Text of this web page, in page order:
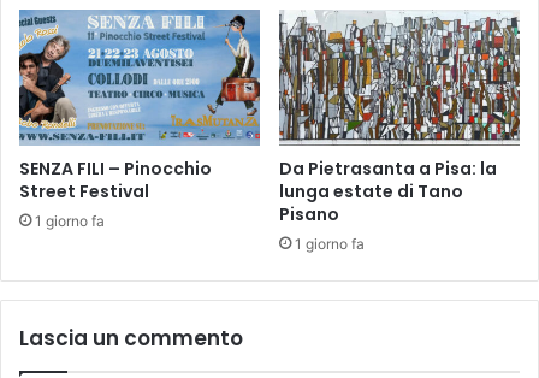
c
o
n
L
o
r
e
n
z
z
o
s
e
g
u
o
n
o
g
p
u
SENZA FILI – Pinocchio
Street Festival
1 giorno fa
Da Pietrasanta a Pisa: la
lunga estate di Tano
Pisano
1 giorno fa
Lascia un commento